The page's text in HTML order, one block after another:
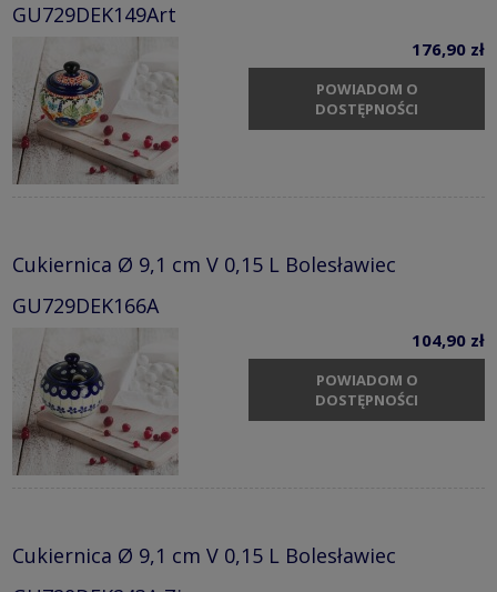
GU729DEK149Art
176,90 zł
POWIADOM O
DOSTĘPNOŚCI
Cukiernica Ø 9,1 cm V 0,15 L Bolesławiec
GU729DEK166A
104,90 zł
POWIADOM O
DOSTĘPNOŚCI
Cukiernica Ø 9,1 cm V 0,15 L Bolesławiec